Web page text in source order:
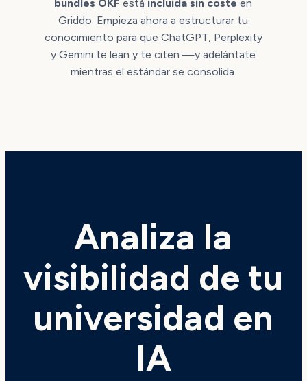
bundles OKF está incluida sin coste en
Griddo. Empieza ahora a estructurar tu
conocimiento para que ChatGPT, Perplexity
y Gemini te lean y te citen —y adelántate
mientras el estándar se consolida.
Analiza la
visibilidad de tu
universidad en
IA